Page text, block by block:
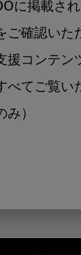
に掲載さ
ご確認いた
援コンテン
べてご覧い
み）